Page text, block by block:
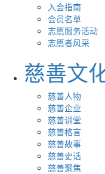
入会指南
会员名单
志愿服务活动
志愿者风采
慈善文
慈善人物
慈善企业
慈善讲堂
慈善格言
慈善故事
慈善史话
慈善聚焦